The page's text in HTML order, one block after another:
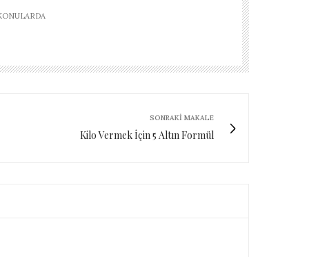
SONRAKI MAKALE
Kilo Vermek İçin 5 Altın Formül